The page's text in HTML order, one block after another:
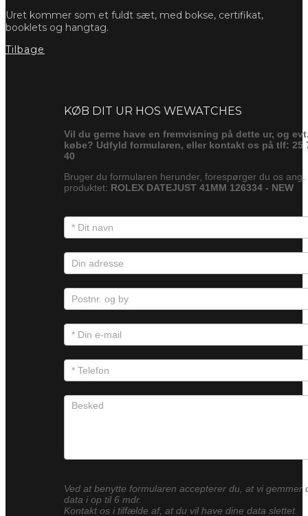
Uret kommer som et fuldt sæt, med bokse, certifikat,
booklets og hangtag.
Tilbage
KØB DIT UR HOS WEWATCHES
Vil du gerne have en fremvisning på dette ur, og
købe? Udfyld formularen, eller kontakt os på tlf: 25
40
Bruger du formularen herunder, forespørger du os ang.
produktet: ROLEX DATEJUST 41MM 126334 - NEW
Ved at benytte formularen accepterer du, at vi gemmer
data i op til 6 mdr.
Kontakt os i tilfælde af, at du vil have dine data slettet.